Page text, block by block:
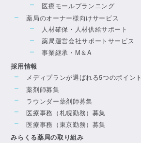
医療モールプランニング
薬局のオーナー様向けサービス
人材確保・人材供給サポート
薬局運営会社サポートサービス
事業継承・M＆A
採用情報
メディプランが選ばれる5つのポイント
薬剤師募集
ラウンダー薬剤師募集
医療事務（札幌勤務）募集
医療事務（東京勤務）募集
みらくる薬局の取り組み